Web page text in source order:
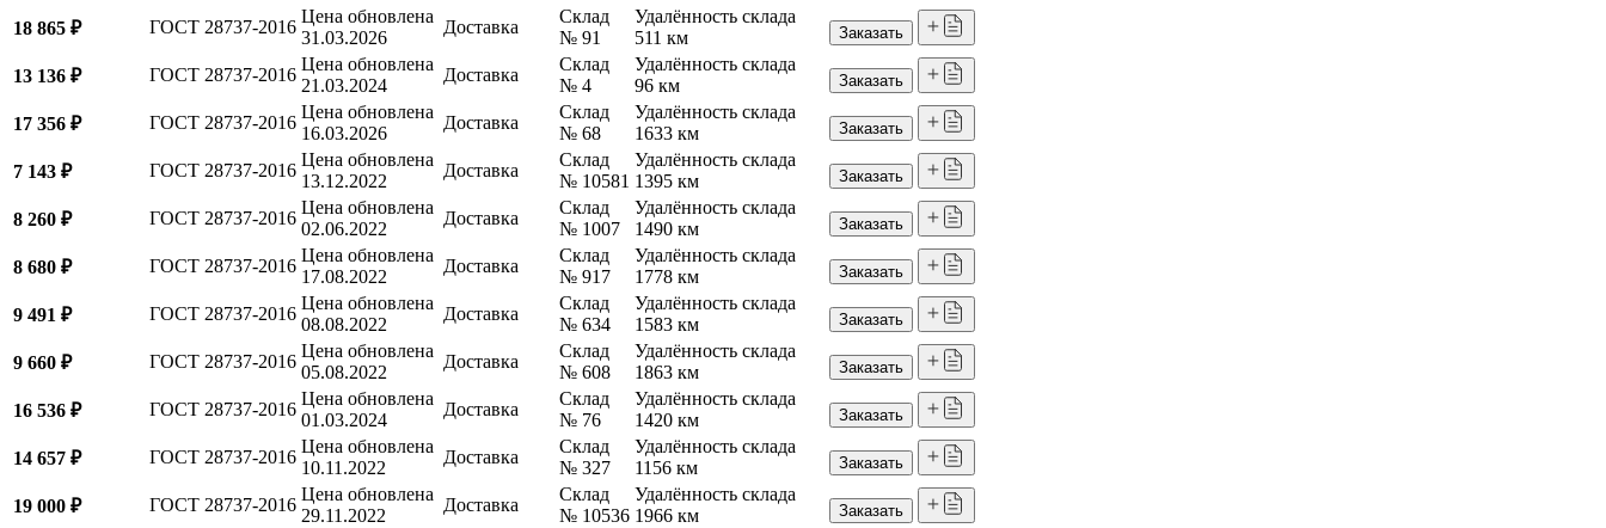
18 865 ₽ ГОСТ 28737-2016
Цена обновлена
31.03.2026
Доставка
Склад
№ 91
Удалённость склада
511 км
Заказать
13 136 ₽ ГОСТ 28737-2016
Цена обновлена
21.03.2024
Доставка
Склад
№ 4
Удалённость склада
96 км
Заказать
17 356 ₽ ГОСТ 28737-2016
Цена обновлена
16.03.2026
Доставка
Склад
№ 68
Удалённость склада
1633 км
Заказать
7 143 ₽ ГОСТ 28737-2016
Цена обновлена
13.12.2022
Доставка
Склад
№ 10581
Удалённость склада
1395 км
Заказать
8 260 ₽ ГОСТ 28737-2016
Цена обновлена
02.06.2022
Доставка
Склад
№ 1007
Удалённость склада
1490 км
Заказать
8 680 ₽ ГОСТ 28737-2016
Цена обновлена
17.08.2022
Доставка
Склад
№ 917
Удалённость склада
1778 км
Заказать
9 491 ₽ ГОСТ 28737-2016
Цена обновлена
08.08.2022
Доставка
Склад
№ 634
Удалённость склада
1583 км
Заказать
9 660 ₽ ГОСТ 28737-2016
Цена обновлена
05.08.2022
Доставка
Склад
№ 608
Удалённость склада
1863 км
Заказать
16 536 ₽ ГОСТ 28737-2016
Цена обновлена
01.03.2024
Доставка
Склад
№ 76
Удалённость склада
1420 км
Заказать
14 657 ₽ ГОСТ 28737-2016
Цена обновлена
10.11.2022
Доставка
Склад
№ 327
Удалённость склада
1156 км
Заказать
19 000 ₽ ГОСТ 28737-2016
Цена обновлена
29.11.2022
Доставка
Склад
№ 10536
Удалённость склада
1966 км
Заказать